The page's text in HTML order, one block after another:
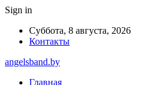
Sign in
Суббота, 8 августа, 2026
Контакты
angelsband.by
Главная